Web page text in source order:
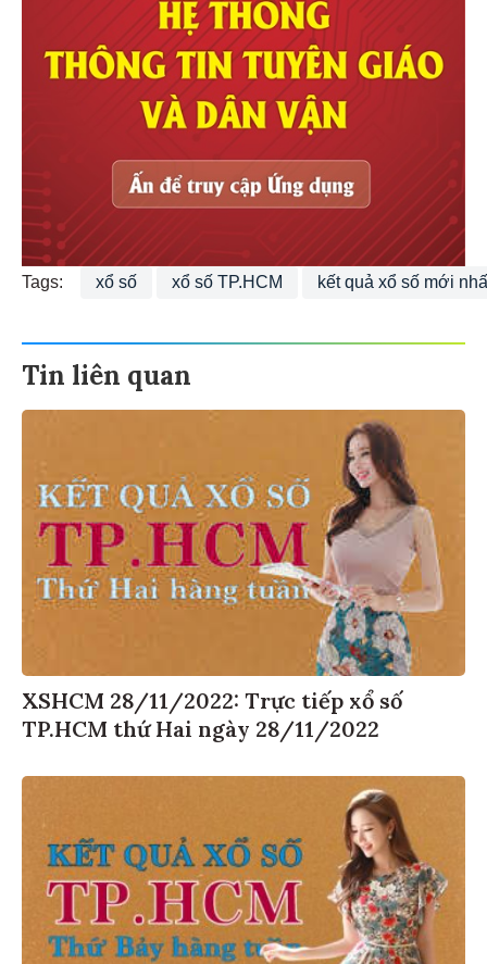
Tags: xổ số xổ số TP.HCM kết quả xổ số mới
Tin liên quan
XSHCM 28/11/2022: Trực tiếp xổ số
TP.HCM thứ Hai ngày 28/11/2022